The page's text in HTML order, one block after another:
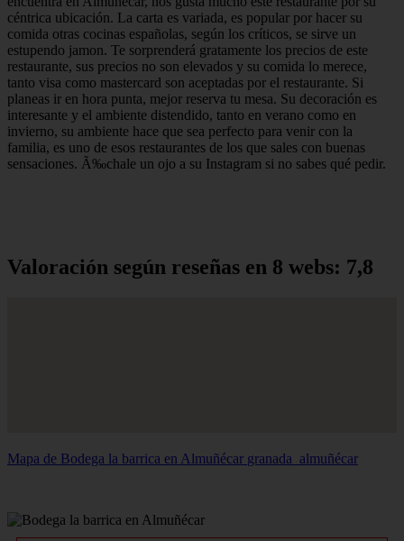
céntrica ubicación. La carta es variada, es popular por hacer su
comida otras cocinas españolas, según los críticos, se sirve un
estupendo jamon. Te sorprenderá gratamente los precios de este
restaurante, sus precios no son elevados y su comida lo merece,
tanto visa como mastercard son aceptadas por el restaurante. Si
planeas ir en hora punta, mejor reserva tu mesa. Su decoración es
interesante y el ambiente distendido, tanto en verano como en
invierno, su ambiente hace que sea perfecto para venir con la
familia, es uno de esos restaurantes de los que sales con buenas
sensaciones. Ã‰chale un ojo a su Instagram si no sabes qué pedir.
Valoración según reseñas en 8 webs: 7,8
Mapa de Bodega la barrica en Almuñécar granada_almuñécar